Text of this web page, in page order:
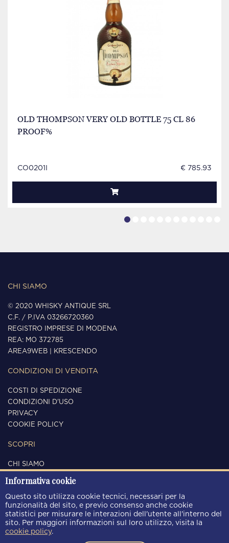
OLD THOMPSON VERY OLD BOTTLE 75 CL 86
PROOF%
CO0201I € 785.93
CHI SIAMO
© 2020 WHISKY ANTIQUE SRL
C.F. / P.IVA 03266720360
REGISTRO IMPRESE DI MODENA
REA: MO 372785
AREA9WEB
KRESCENDO
CONDIZIONI DI VENDITA
COSTI DI SPEDIZIONE
CONDIZIONI D'USO
PRIVACY
COOKIE POLICY
SCOPRI
CHI SIAMO
CONTATTI
SEGUICI
Informativa cookie
Questo sito utilizza cookie tecnici, necessari per la
funzionalità del sito, e previo consenso anche cookie
statistici per misurare le interazioni dell'utente all'interno del
sito. Per maggiori informazioni sul loro utilizzo, visita la
cookie policy.